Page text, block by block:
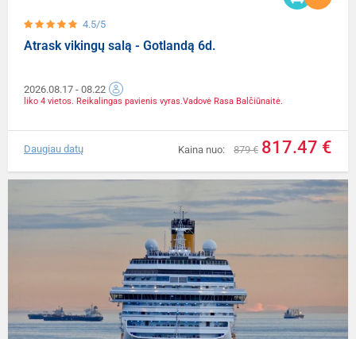
4.5/5
Atrask vikingų salą - Gotlandą 6d.
2026.08.17 - 08.22
liko 4 vietos. Reikalingas pavienis vyras.Vadovė Rasa Balčiūnaitė.
Kaina nuo: 879 € 817.47 €
Daugiau datų